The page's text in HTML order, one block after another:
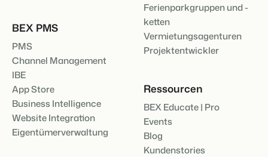
BEX PMS
PMS
Channel Management
IBE
App Store
Business Intelligence
Website Integration
Eigentümerverwaltung
Ferienparkgruppen und -
ketten
Vermietungsagenturen
Projektentwickler
Ressourcen
BEX Educate | Pro
Events
Blog
Kundenstories